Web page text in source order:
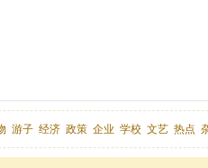
游子 经济 政策 企业 学校 文艺 热点